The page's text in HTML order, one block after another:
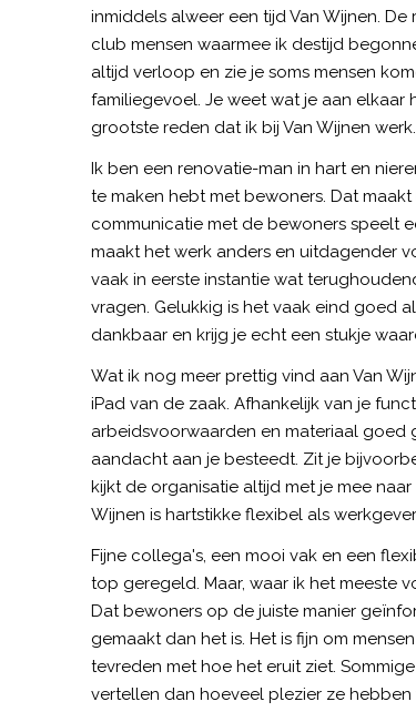
inmiddels alweer een tijd Van Wijnen.
club mensen waarmee ik destijd
altijd verloop en zie je soms mensen
familiegevoel. Je weet wat je aan
grootste reden dat ik bij Van Wijnen werk.
Ik ben een renovatie-man in hart en
te maken hebt met bewoners. Dat
communicatie met de bewoners speelt
maakt het werk anders en uitdagender
vaak in eerste instantie wat
vragen. Gelukkig is het vaak eind goed
dankbaar en krijg je echt een stukje
Wat ik nog meer prettig vind aan Van
iPad van de zaak. Afhankelijk van je
arbeidsvoorwaarden en materiaal
aandacht aan je besteedt. Zit je
kijkt de organisatie altijd met je mee
Wijnen is hartstikke flexibel als
Fijne collega's, een mooi vak en een
top geregeld. Maar, waar ik het meeste
Dat bewoners op de juiste manier
gemaakt dan het is. Het is fijn om
tevreden met hoe het eruit ziet.
vertellen dan hoeveel plezier ze